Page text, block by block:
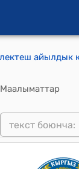
Маалыматтар